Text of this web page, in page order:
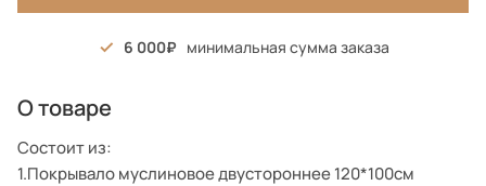
6 000 минимальная сумма заказа
О товаре
Состоит из:
1.Покрывало муслиновое двустороннее 120*100см